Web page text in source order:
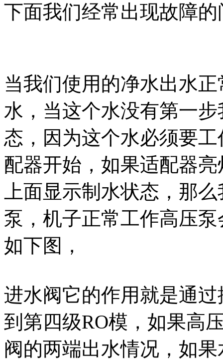
下面我们经常出现故障
当我们使用的净水出水
水，当这个水没有第一
态，因为这个水必须要
配器开始，如果适配器
上面显示制水状态，那
泵，机子正常工作高压
如下图，
进水阀它的作用就是通
到第四级RO模，如果高
阀的两端出水情况，如